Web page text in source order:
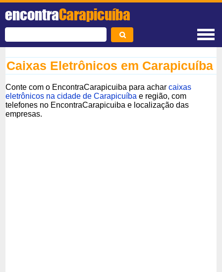
encontraCarapicuíba
Caixas Eletrônicos em Carapicuíba
Conte com o EncontraCarapicuiba para acharcaixas
eletrônicos na cidade de Carapicuíba e região, com
telefones no EncontraCarapicuiba e localização das
empresas.